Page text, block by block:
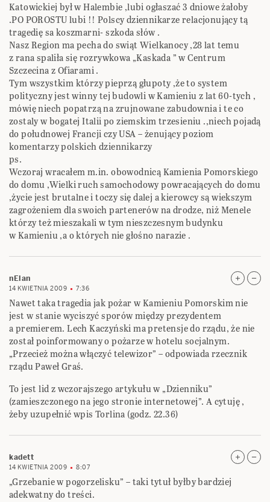
Katowickiej był w Halembie ,lubi ogłaszać 3 dniowe żałoby
.PO POROSTU lubi !! Polscy dziennikarze relacjonujący tą
tragedię sa koszmarni- szkoda słów .
Nasz Region ma pecha do swiąt Wielkanocy ,28 lat temu
z rana spaliła się rozrywkowa „Kaskada ” w Centrum
Szczecina z Ofiarami .
Tym wszystkim którzy pieprzą głupoty ,że to system
polityczny jest winny tej budowli w Kamieniu z lat 60-tych ,
mówię niech popatrzą na zrujnowane zabudownia i te co
zostaly w bogatej Italii po ziemskim trzesieniu .,niech pojadą
do połudnowej Francji czy USA – żenujący poziom
komentarzy polskich dziennikarzy
ps.
Wczoraj wracałem m.in. obowodnicą Kamienia Pomorskiego
do domu ,Wielki ruch samochodowy powracających do domu
,życie jest brutalne i toczy się dalej a kierowcy są wiekszym
zagrożeniem dla swoich partenerów na drodze, niż Menele
którzy też mieszakali w tym nieszczesnym budynku
w Kamieniu ,a o których nie głośno narazie .
nElan
14 KWIETNIA 2009 7:36
Nawet taka tragedia jak pożar w Kamieniu Pomorskim nie
jest w stanie wyciszyć sporów między prezydentem
a premierem. Lech Kaczyński ma pretensje do rządu, że nie
został poinformowany o pożarze w hotelu socjalnym.
„Przecież można włączyć telewizor” – odpowiada rzecznik
rządu Paweł Graś.
To jest lid z wczorajszego artykułu w „Dzienniku”
(zamieszczonego na jego stronie internetowej”. A cytuję ,
żeby uzupełnić wpis Torlina (godz. 22.36)
kadett
14 KWIETNIA 2009 8:07
„Grzebanie w pogorzelisku” – taki tytuł byłby bardziej
adekwatny do treści.